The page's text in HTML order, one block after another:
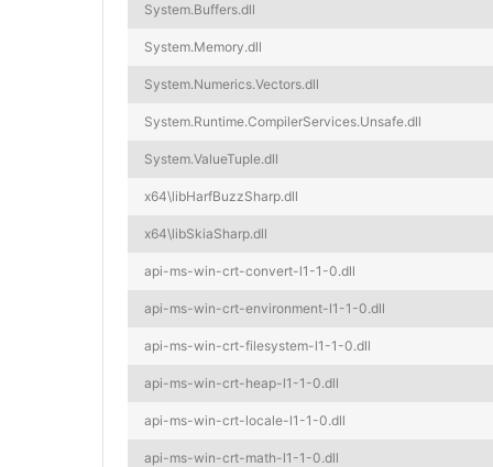
System.Buffers.dll
System.Memory.dll
System.Numerics.Vectors.dll
System.Runtime.CompilerServices.Unsafe.dll
System.ValueTuple.dll
x64\libHarfBuzzSharp.dll
x64\libSkiaSharp.dll
api-ms-win-crt-convert-l1-1-0.dll
api-ms-win-crt-environment-l1-1-0.dll
api-ms-win-crt-filesystem-l1-1-0.dll
api-ms-win-crt-heap-l1-1-0.dll
api-ms-win-crt-locale-l1-1-0.dll
api-ms-win-crt-math-l1-1-0.dll